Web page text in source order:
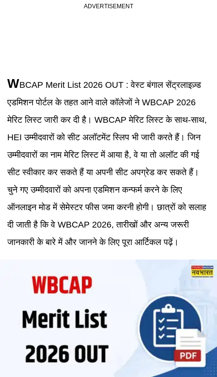
WBCAP Merit List 2026 OUT : वेस्ट बंगाल सेंट्रलाइज़्ड
एडमिशन पोर्टल के तहत आने वाले कॉलेजों ने WBCAP 2026
मेरिट लिस्ट जारी कर दी है। WBCAP मेरिट लिस्ट के साथ-साथ,
HEI उम्मीदवारों को सीट अलॉटमेंट स्लिप भी जारी करते हैं। जिन
उम्मीदवारों का नाम मेरिट लिस्ट में आया है, वे या तो अलॉट की गई
सीट स्वीकार कर सकते हैं या अपनी सीट अपग्रेड कर सकते हैं।
चुने गए उम्मीदवारों को अपना एडमिशन कन्फर्म करने के लिए
ऑनलाइन मोड में सेमेस्टर फीस जमा करनी होगी। छात्रों को सलाह
दी जाती है कि वे WBCAP 2026, तारीखों और अन्य जरूरी
जानकारी के बारे में और जानने के लिए पूरा आर्टिकल पढ़ें।